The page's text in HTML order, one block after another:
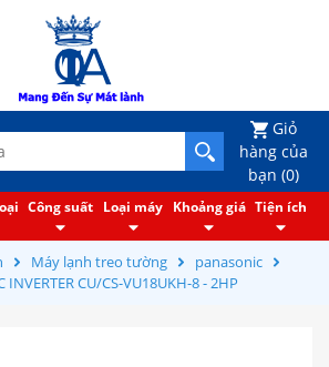
Giỏ
hàng của
bạn (0)
Công suất Loại máy Khoảng giá Tiện ích
Máy lạnh treo tường
panasonic
CU/CS-VU18UKH-8 - 2HP